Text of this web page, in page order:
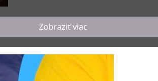
Zobraziť viac